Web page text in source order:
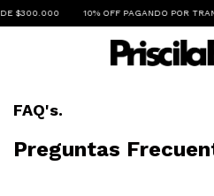
10% OFF PAGANDO POR TRANSFERENCIA
FAQ's.
Preguntas